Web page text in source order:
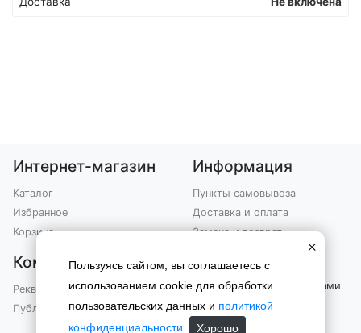
Интернет-магазин
Каталог
Избранное
Корзина
Информация
Пункты самовывоза
Доставка и оплата
Замена и возврат
Компания
Реквизиты
Публичная оферта
Контакты
Вы можете связаться с нами
по телефону
+7 (903) 301-76-99
×
Пользуясь сайтом, вы соглашаетесь с
использованием cookie для обработки
пользовательских данных и политикой
конфиденциальности.
Хорошо